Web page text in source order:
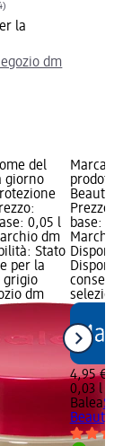
la
dm
del
giorno
0,05 l
dm
Stato
per la
grigio
dm
Marca:
Beauty
Prezzo:
base:
Marchio
4,95 €
0,03 l
Balea
Beauty